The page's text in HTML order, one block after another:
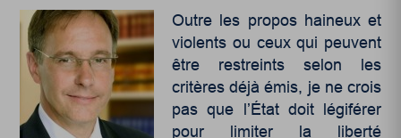
Outre les propos haineux et
violents ou ceux qui peuvent
être restreints selon les
critères déjà émis, je ne crois
pas que l’État doit légiférer
pour limiter la liberté